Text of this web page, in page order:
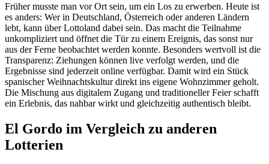
Früher musste man vor Ort sein, um ein Los zu erwerben. Heute ist
es anders: Wer in Deutschland, Österreich oder anderen Ländern
lebt, kann über Lottoland dabei sein. Das macht die Teilnahme
unkompliziert und öffnet die Tür zu einem Ereignis, das sonst nur
aus der Ferne beobachtet werden konnte. Besonders wertvoll ist die
Transparenz: Ziehungen können live verfolgt werden, und die
Ergebnisse sind jederzeit online verfügbar. Damit wird ein Stück
spanischer Weihnachtskultur direkt ins eigene Wohnzimmer geholt.
Die Mischung aus digitalem Zugang und traditioneller Feier schafft
ein Erlebnis, das nahbar wirkt und gleichzeitig authentisch bleibt.
El Gordo im Vergleich zu anderen
Lotterien